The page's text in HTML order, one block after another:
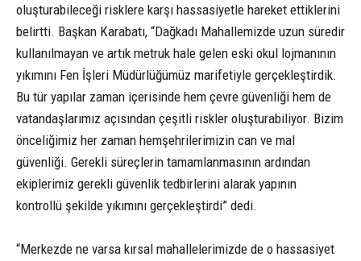
oluşturabileceği risklere karşı hassasiyetle hareket ettiklerini
belirtti. Başkan Karabatı, “Dağkadı Mahallemizde uzun süredir
kullanılmayan ve artık metruk hale gelen eski okul lojmanının
yıkımını Fen İşleri Müdürlüğümüz marifetiyle gerçekleştirdik.
Bu tür yapılar zaman içerisinde hem çevre güvenliği hem de
vatandaşlarımız açısından çeşitli riskler oluşturabiliyor. Bizim
önceliğimiz her zaman hemşehrilerimizin can ve mal
güvenliği. Gerekli süreçlerin tamamlanmasının ardından
ekiplerimiz gerekli güvenlik tedbirlerini alarak yapının
kontrollü şekilde yıkımını gerçekleştirdi” dedi.
“Merkezde ne varsa kırsal mahallelerimizde de o hassasiyet